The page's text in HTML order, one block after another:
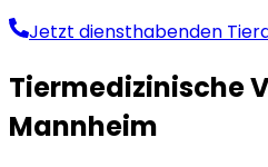
Jetzt diensthabenden
Tiermedizinische
Mannheim